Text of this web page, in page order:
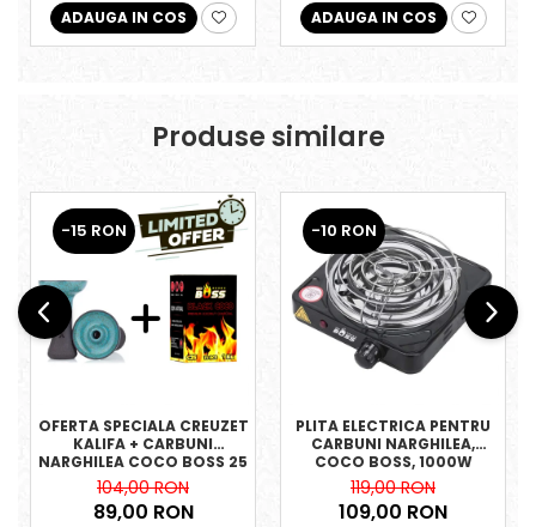
ADAUGA IN COS ADAUGA IN COS
Produse similare
-15 RON
OFERTA SPECIALA CREUZET
KALIFA + CARBUNI
NARGHILEA COCO BOSS 25
104,00 RON
89,00 RON
-10 RON
PLITA ELECTRICA PENTRU
CARBUNI NARGHILEA,
COCO BOSS, 1000W
119,00 RON
109,00 RON